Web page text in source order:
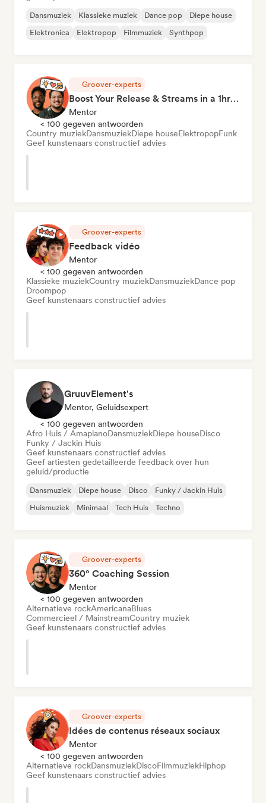
Dansmuziek Klassieke muziek Dance pop
Diepe house
Elektronica
Elektropop Filmmuziek Synthpop
Groover-experts
Boost Your Release & Streams in a 1hr Coaching Session
Mentor
< 100 gegeven antwoorden
Country muziekDansmuziekDiepe houseElektropopFunk
Geef kunstenaars constructief advies
Groover-experts
Feedback vidéo
Mentor
< 100 gegeven antwoorden
Klassieke muziekCountry muziekDansmuziekDance pop
Droompop
Geef kunstenaars constructief advies
GruuvElement's
Mentor, Geluidsexpert
< 100 gegeven antwoorden
Afro Huis / AmapianoDansmuziekDiepe houseDisco
Funky / Jackin Huis
Geef kunstenaars constructief advies
Geef artiesten gedetailleerde feedback over hun
geluid/productie
Dansmuziek Diepe house Disco
Funky / Jackin Huis
Huismuziek
Minimaal Tech Huis Techno
Groover-experts
360° Coaching Session
Mentor
< 100 gegeven antwoorden
Alternatieve rockAmericanaBlues
Commercieel / MainstreamCountry muziek
Geef kunstenaars constructief advies
Groover-experts
Idées de contenus réseaux sociaux
Mentor
< 100 gegeven antwoorden
Alternatieve rockDansmuziekDiscoFilmmuziekHiphop
Geef kunstenaars constructief advies